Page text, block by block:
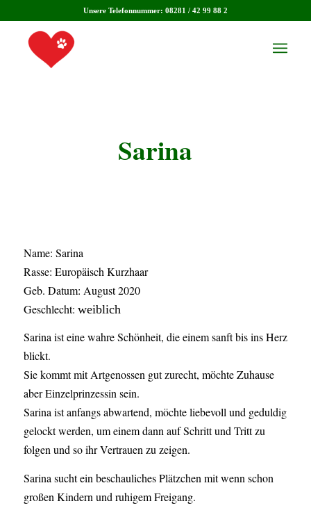
Unsere Telefonnummer: 08281 / 42 99 88 2
Sarina
Name: Sarina
Rasse: Europäisch Kurzhaar
Geb. Datum: August 2020
Geschlecht: weiblich
Sarina ist eine wahre Schönheit, die einem sanft bis ins Herz
blickt.
Sie kommt mit Artgenossen gut zurecht, möchte Zuhause
aber Einzelprinzessin sein.
Sarina ist anfangs abwartend, möchte liebevoll und geduldig
gelockt werden, um einem dann auf Schritt und Tritt zu
folgen und so ihr Vertrauen zu zeigen.
Sarina sucht ein beschauliches Plätzchen mit wenn schon
großen Kindern und ruhigem Freigang.